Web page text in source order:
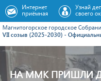
Магнитогорское городское
VII созыв (2025-2030) -
Интернет
приёмная
Узнай
своего
НА ММК ПРИШЛИ